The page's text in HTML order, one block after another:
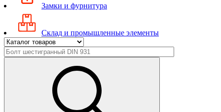
Замки и фурнитура
Склад и промышленные элементы